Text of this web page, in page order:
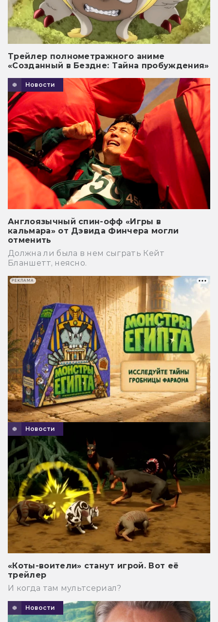
Трейлер полнометражного аниме
«Созданный в Бездне: Тайна пробуждения»
Новости
Англоязычный спин-офф «Игры в
кальмара» от Дэвида Финчера могли
отменить
Должна ли была в нем сыграть Кейт
Бланшетт, неясно.
Новости
«Коты-воители» станут игрой. Вот её
трейлер
И когда там мультсериал?
Новости
РЕКЛАМА